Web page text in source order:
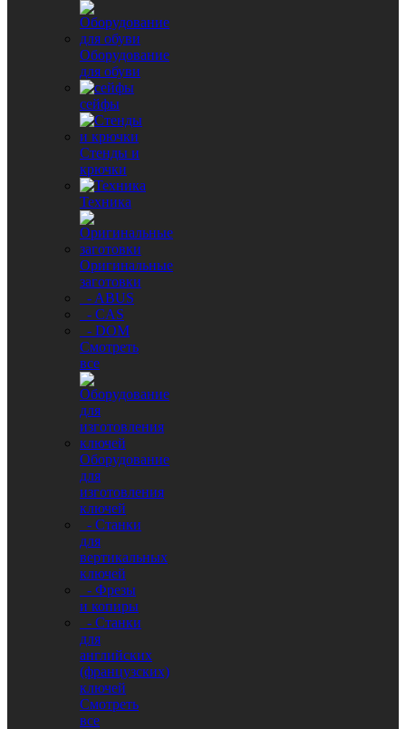
Оборудование
для обуви
сейфы
Стенды и
крючки
Техника
Оригинальные
заготовки
- ABUS
- CAS
- DOM
Смотреть
все
Оборудование
для
изготовления
ключей
- Станки
для
вертикальных
ключей
- Фрезы
и копиры
- Станки
для
английских
(французских)
ключей
Смотреть
все